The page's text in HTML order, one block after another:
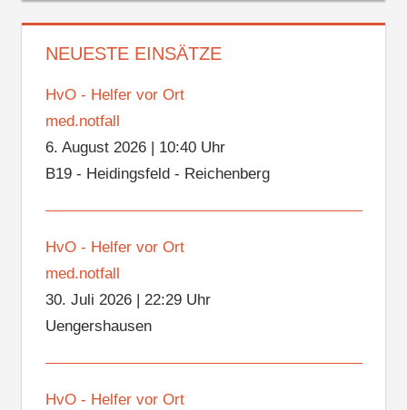
NEUESTE EINSÄTZE
HvO - Helfer vor Ort
med.notfall
6. August 2026| 10:40 Uhr
B19 - Heidingsfeld - Reichenberg
HvO - Helfer vor Ort
med.notfall
30. Juli 2026| 22:29 Uhr
Uengershausen
HvO - Helfer vor Ort